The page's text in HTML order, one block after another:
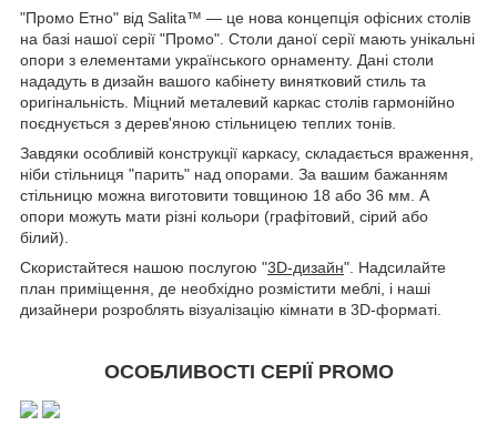
"Промо Етно" від Salita™ — це нова концепція офісних столів
на базі нашої серії "Промо". Столи даної серії мають унікальні
опори з елементами українського орнаменту. Дані столи
нададуть в дизайн вашого кабінету винятковий стиль та
оригінальність. Міцний металевий каркас столів гармонійно
поєднується з дерев'яною стільницею теплих тонів.
Завдяки особливій конструкції каркасу, складається враження,
ніби стільниця "парить" над опорами. За вашим бажанням
стільницю можна виготовити товщиною 18 або 36 мм. А
опори можуть мати різні кольори (графітовий, сірий або
білий).
Скористайтеся нашою послугою "3D-дизайн". Надсилайте
план приміщення, де необхідно розмістити меблі, і наші
дизайнери розроблять візуалізацію кімнати в 3D-форматі.
ОСОБЛИВОСТІ СЕРІЇ PROMO